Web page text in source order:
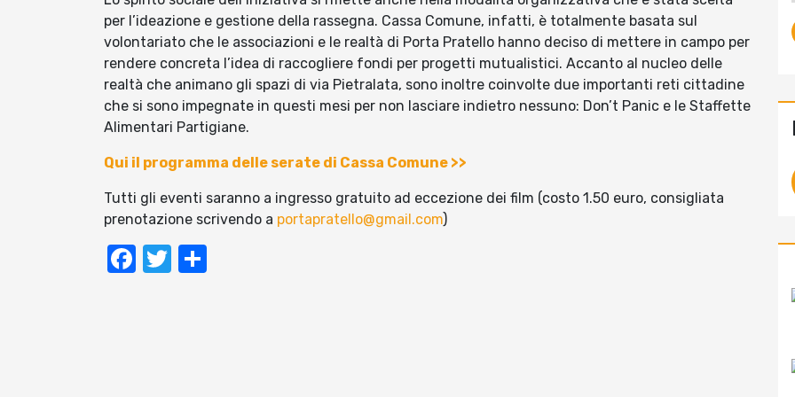
per l’ideazione e gestione della rassegna. Cassa Comune, infatti, è totalmente basata sul
volontariato che le associazioni e le realtà di Porta Pratello hanno deciso di mettere in campo per
rendere concreta l’idea di raccogliere fondi per progetti mutualistici. Accanto al nucleo delle
realtà che animano gli spazi di via Pietralata, sono inoltre coinvolte due importanti reti cittadine
che si sono impegnate in questi mesi per non lasciare indietro nessuno: Don’t Panic e le Staffette
Alimentari Partigiane.
Qui il programma delle serate di Cassa Comune >>
Tutti gli eventi saranno a ingresso gratuito ad eccezione dei film (costo 1.50 euro, consigliata
prenotazione scrivendo a portapratello@gmail.com)
Facebook
Twitter